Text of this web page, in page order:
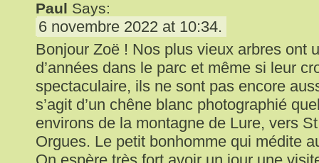
Paul Says:
6 novembre 2022 at 10:34.
Bonjour Zoë ! Nos plus vieux arbres ont
d’années dans le parc et même si leur
spectaculaire, ils ne sont pas encore
s’agit d’un chêne blanc photographié
environs de la montagne de Lure, vers
Orgues. Le petit bonhomme qui médite